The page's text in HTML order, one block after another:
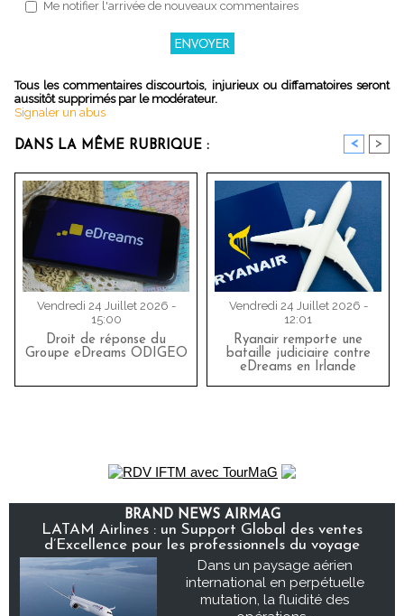
Me notifier l'arrivée de nouveaux commentaires
Tous les commentaires discourtois, injurieux ou diffamatoires seront
aussitôt supprimés par le modérateur.
Signaler un abus
DANS LA MÊME RUBRIQUE : < >
Vendredi 24 Juillet 2026 -
15:00
Droit de réponse du
Groupe eDreams ODIGEO
Vendredi 24 Juillet 2026 -
12:01
Ryanair remporte une
bataille judiciaire contre
eDreams en Irlande
BRAND NEWS AIRMAG
LATAM Airlines : un Support Global des ventes
d’Excellence pour les professionnels du voyage
Dans un paysage aérien
international en perpétuelle
mutation, la fluidité des